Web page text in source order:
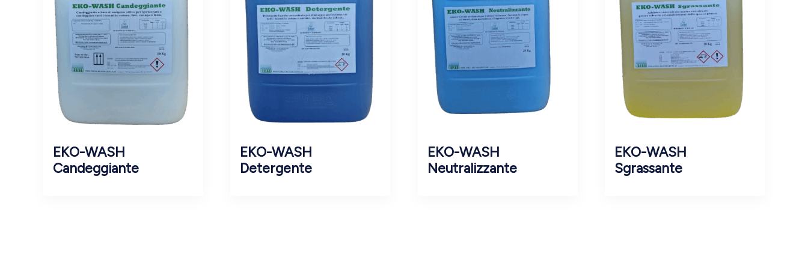
EKO-WASH
Candeggiante
EKO-WASH
Detergente
EKO-WASH
Neutralizzante
EKO-WASH
Sgrassante